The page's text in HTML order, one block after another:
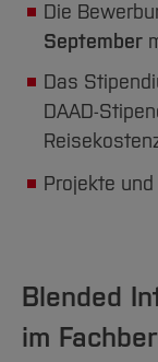
Arbeiten
Team
Service
Aktuelles
Studium
Team
Amtliche
Notfall-
BO Shop
Die
September
Das
DAAD-
Projekte
Blended
im